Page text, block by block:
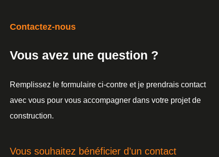
Contactez-nous
Vous avez une question ?
Remplissez le formulaire ci-contre et je prendrais contact
avec vous pour vous accompagner dans votre projet de
construction.
Vous souhaitez bénéficier d’un contact